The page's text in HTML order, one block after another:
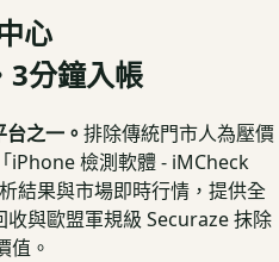
心
3分鐘入帳
之一。 排除傳統門市人為壓價
iPhone 檢測軟體 - iMCheck
結果與市場即時行情，提供全
與歐盟軍規級 Securaze 抹除
值。